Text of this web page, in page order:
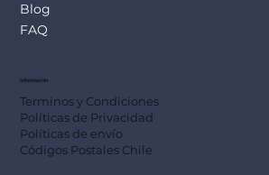
Blog
FAQ
Información
Terminos y Condiciones
Políticas de Privacidad
Políticas de envío
Códigos Postales Chile